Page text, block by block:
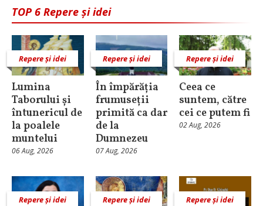
TOP 6 Repere și idei
Repere și idei
Lumina
Taborului și
întunericul de
la poalele
muntelui
06 Aug, 2026
Repere și idei
În împărăția
frumuseții
primită ca dar
de la
Dumnezeu
07 Aug, 2026
Repere și idei
Ceea ce
suntem, către
cei ce putem fi
02 Aug, 2026
Repere și idei Repere și idei Repere și idei